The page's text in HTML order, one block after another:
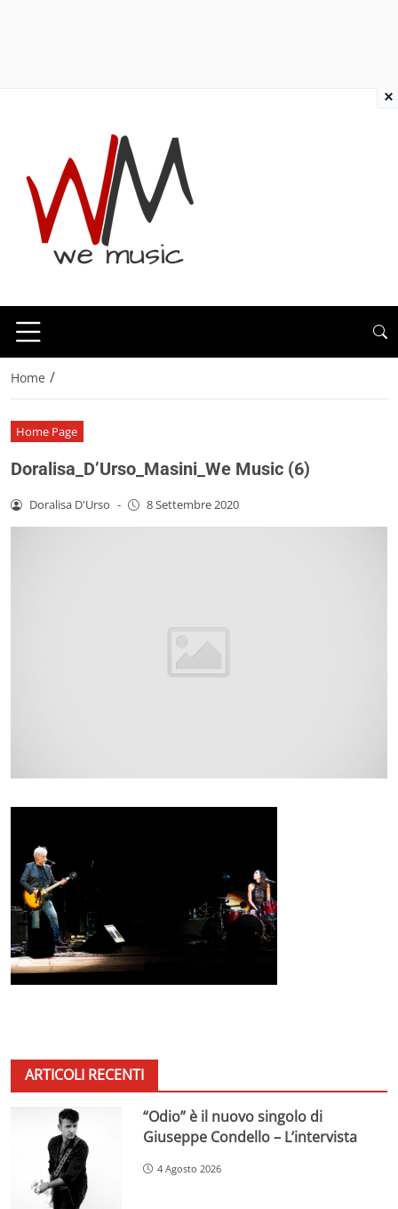
Home /
Home Page
Doralisa_D’Urso_Masini_We Music (6)
Doralisa D'Urso - 8 Settembre 2020
ARTICOLI RECENTI
“Odio” è il nuovo singolo di
Giuseppe Condello – L’intervista
4 Agosto 2026
×